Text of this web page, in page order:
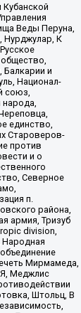
Веды Перуна,
Нурджулар, К
и
Национал-
союз,
единство,
Староверов-
против
и о
Северное
п.
района,
армия, Тризуб
division,
Народная
Мирмамеда,
Меджлис
Штольц, В